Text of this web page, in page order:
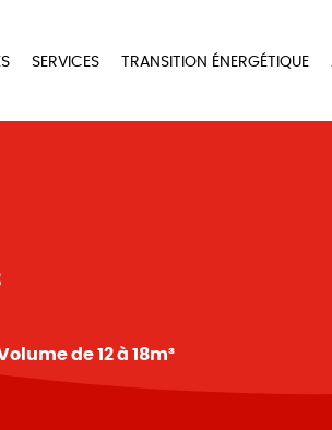
SERVICES TRANSITION ÉNERGÉTIQUE
de 12 à 18m³